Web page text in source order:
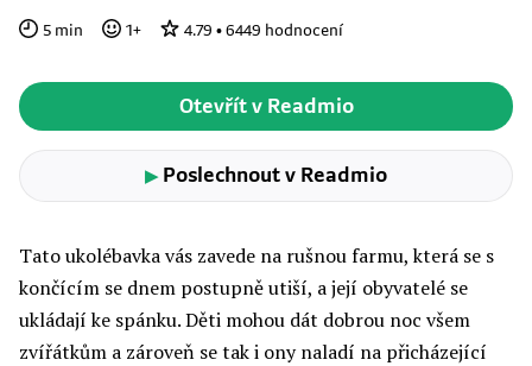
5 min 1+ 4.79 • 6449 hodnocení
Otevřít v Readmio
▶Poslechnout v Readmio
Tato ukolébavka vás zavede na rušnou farmu, která se s
končícím se dnem postupně utiší, a její obyvatelé se
ukládají ke spánku. Děti mohou dát dobrou noc všem
zvířátkům a zároveň se tak i ony naladí na přicházející